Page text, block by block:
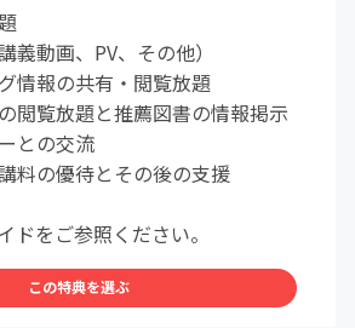
義動画、PV、その他）
情報の共有・閲覧放題
閲覧放題と推薦図書の情報掲示
との交流
料の優待とその後の支援
ドをご参照ください。
この特典を選ぶ